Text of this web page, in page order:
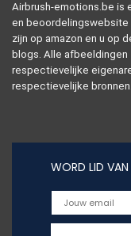
Airbrush-emotions.be is
en
zijn op amazon en u op
blogs. Alle
respectievelijke
respectievelijke bronnen.
WORD LID VAN